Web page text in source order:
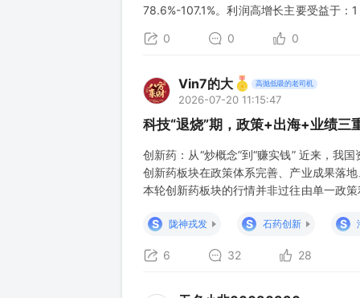
78.6%-107.1%。利润高增长主要受益于
0 0 0
Vin7的大 高抛低吸的老司机
2026-07-20 11:15:47
科技“退烧”期，政策+出海+业绩三
创新药：从“炒概念”到“赚实钱” 近来，我
创新药板块在政策体系完善、产业成果落
本轮创新药板块的行情并非过往由单一政
同支撑，我国创新药产业的投资逻辑已彻底
S 陇神戎发 S 石药创新 S
6 32 28